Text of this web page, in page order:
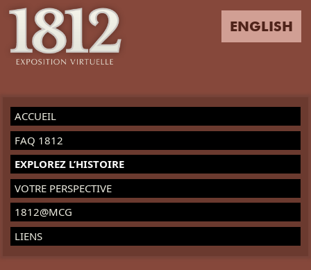
ENGLISH
ACCUEIL
FAQ 1812
EXPLOREZ L’HISTOIRE
VOTRE PERSPECTIVE
1812@MCG
LIENS